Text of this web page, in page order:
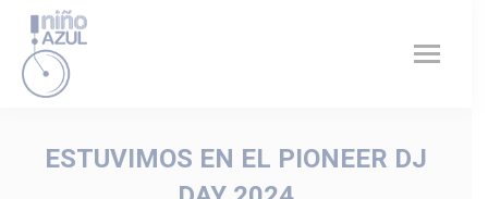
ESTUVIMOS EN EL PIONEER DJ